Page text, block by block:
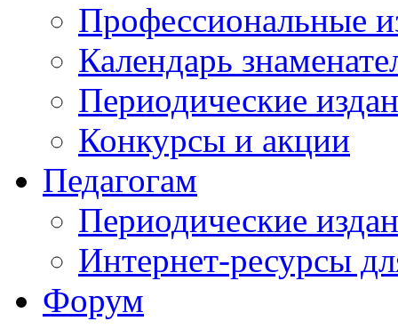
Профессиональные
Календарь
Периодические
Конкурсы и акции
Педагогам
Периодические
Интернет-ресурсы
Форум